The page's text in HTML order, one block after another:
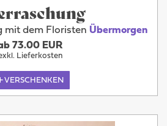
mit dem Floristen Übermorgen
73.00 EUR
Lieferkosten
VERSCHENKEN